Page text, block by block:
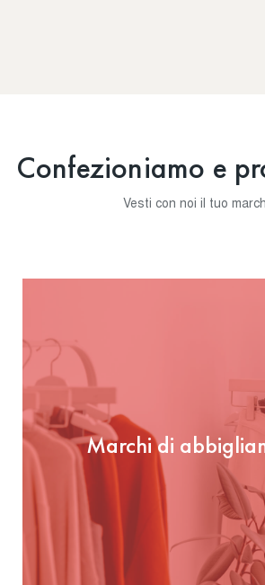
Confezioniamo e
Vesti con noi il tuo
Marchi di
Marchi di
GUARDA